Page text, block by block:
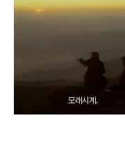
모래시계.